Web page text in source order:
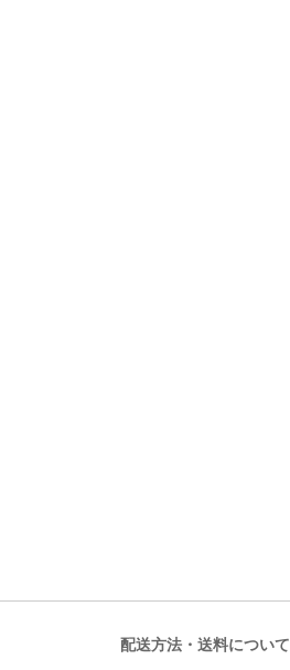
配送方法・送料について